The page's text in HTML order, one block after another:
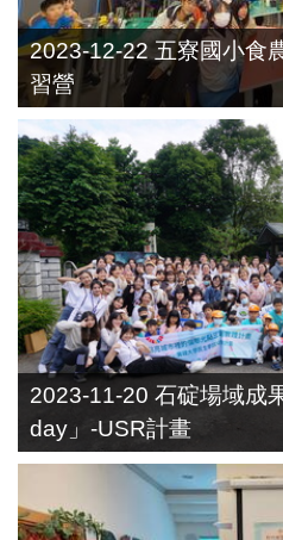
2023-12-22 五寮國小食
習營
2023-11-20 石碇場域成
day」-USR計畫